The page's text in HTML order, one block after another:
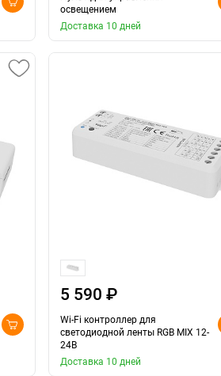
освещением
Доставка 10 дней
5 590 ₽
Wi-Fi контроллер для
светодиодной ленты RGB MIX 12-
24В
Доставка 10 дней